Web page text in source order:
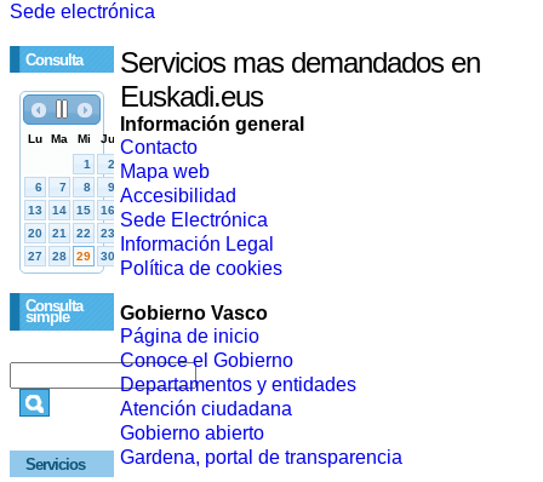
Sede electrónica
Consulta
Consulta
simple
Servicios
Servicios mas demandados en
Euskadi.eus
Información general
Contacto
Mapa web
Accesibilidad
Sede Electrónica
Información Legal
Política de cookies
Gobierno Vasco
Página de inicio
Conoce el Gobierno
Departamentos y entidades
Atención ciudadana
Gobierno abierto
Gardena, portal de transparencia